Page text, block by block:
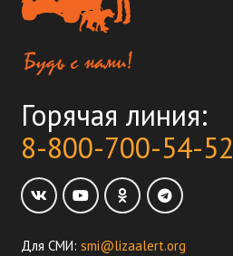
Горячая линия:
8-800-700-54-52
Для СМИ: smi@lizaalert.org